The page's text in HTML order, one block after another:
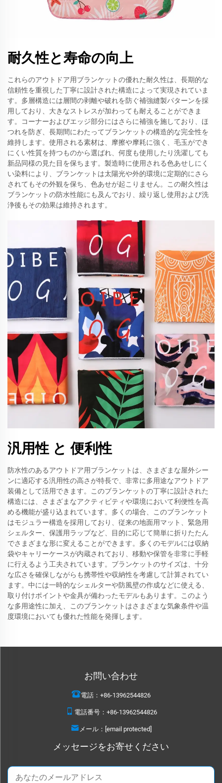
耐久性と寿命の向上
これらのアウトドア用ブランケットの優れた耐久性は、長期的な
信頼性を重視した丁寧に設計された構造によって実現されていま
す。多層構造には層間の剥離や破れを防ぐ補強縫製パターンを採
用しており、大きなストレスが加わっても耐えることができま
す。コーナーおよびエッジ部分にはさらに補強を施しており、ほ
つれを防ぎ、長期間にわたってブランケットの構造的な完全性を
維持します。使用される素材は、摩擦や摩耗に強く、毛玉ができ
にくい性質を持つものから選ばれ、何度も使用したり洗濯しても
新品同様の見た目を保ちます。製造時に使用される色あせしにく
い染料により、ブランケットは太陽光や外的環境に定期的にさら
されてもその外観を保ち、色あせが起こりません。この耐久性は
ブランケットの防水性能にも及んでおり、繰り返し使用および洗
浄後もその効果は維持されます。
汎用性 と 便利性
防水性のあるアウトドア用ブランケットは、さまざまな屋外シー
ンに適応する汎用性の高さが特長で、非常に多用途なアウトドア
装備として活用できます。このブランケットの丁寧に設計された
構造には、さまざまなアクティビティや環境において利便性を高
める機能が盛り込まれています。多くの場合、このブランケット
はモジュラー構造を採用しており、従来の地面用マット、緊急用
シェルター、保護用ラップなど、目的に応じて簡単に折りたたん
でさまざまな形に変えることができます。多くのモデルには収納
袋やキャリーケースが内蔵されており、移動や保管を非常に手軽
に行えるよう工夫されています。ブランケットのサイズは、十分
な広さを確保しながらも携帯性や収納性を考慮して計算されてい
ます。中には一時的なシェルターや防風壁の作成などに使える、
取り付けポイントや金具が備わったモデルもあります。このよう
な多用途性に加え、このブランケットはさまざまな気象条件や温
度環境においても優れた性能を発揮します。
お問い合わせ
電話： +86-13962544826
電話番号： +86-13962544826
メール： [email protected]
メッセージをお寄せください